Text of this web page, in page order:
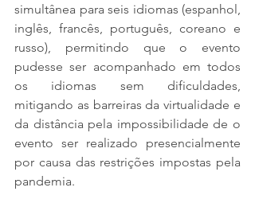
simultânea para seis idiomas (espanhol,
inglês, francês, português, coreano e
russo), permitindo que o evento
pudesse ser acompanhado em todos
os idiomas sem dificuldades,
mitigando as barreiras da virtualidade e
da distância pela impossibilidade de o
evento ser realizado presencialmente
por causa das restrições impostas pela
pandemia.